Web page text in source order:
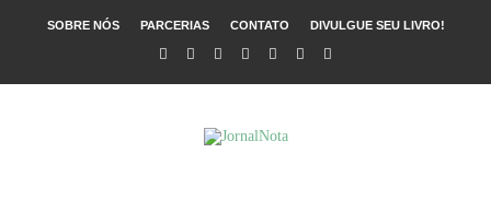
SOBRE NÓS PARCERIAS CONTATO DIVULGUE SEU LIVRO!